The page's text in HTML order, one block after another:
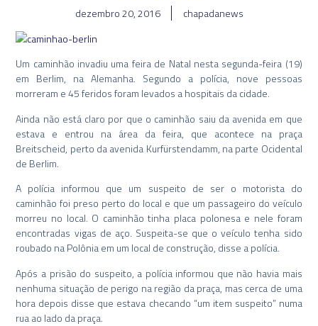
dezembro 20, 2016 chapadanews
Um caminhão invadiu uma feira de Natal nesta segunda-feira (19)
em Berlim, na Alemanha. Segundo a polícia, nove pessoas
morreram e 45 feridos foram levados a hospitais da cidade.
Ainda não está claro por que o caminhão saiu da avenida em que
estava e entrou na área da feira, que acontece na praça
Breitscheid, perto da avenida Kurfürstendamm, na parte Ocidental
de Berlim.
A polícia informou que um suspeito de ser o motorista do
caminhão foi preso perto do local e que um passageiro do veículo
morreu no local. O caminhão tinha placa polonesa e nele foram
encontradas vigas de aço. Suspeita-se que o veículo tenha sido
roubado na Polônia em um local de construção, disse a polícia.
Após a prisão do suspeito, a polícia informou que não havia mais
nenhuma situação de perigo na região da praça, mas cerca de uma
hora depois disse que estava checando “um item suspeito” numa
rua ao lado da praça.